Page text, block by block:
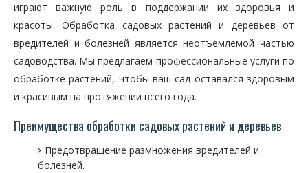
играют важную роль в поддержании их здоровья и
красоты. Обработка садовых растений и деревьев от
вредителей и болезней является неотъемлемой частью
садоводства. Мы предлагаем профессиональные услуги по
обработке растений, чтобы ваш сад оставался здоровым
и красивым на протяжении всего года.
Преимущества обработки садовых растений и деревьев
Предотвращение размножения вредителей и
болезней.